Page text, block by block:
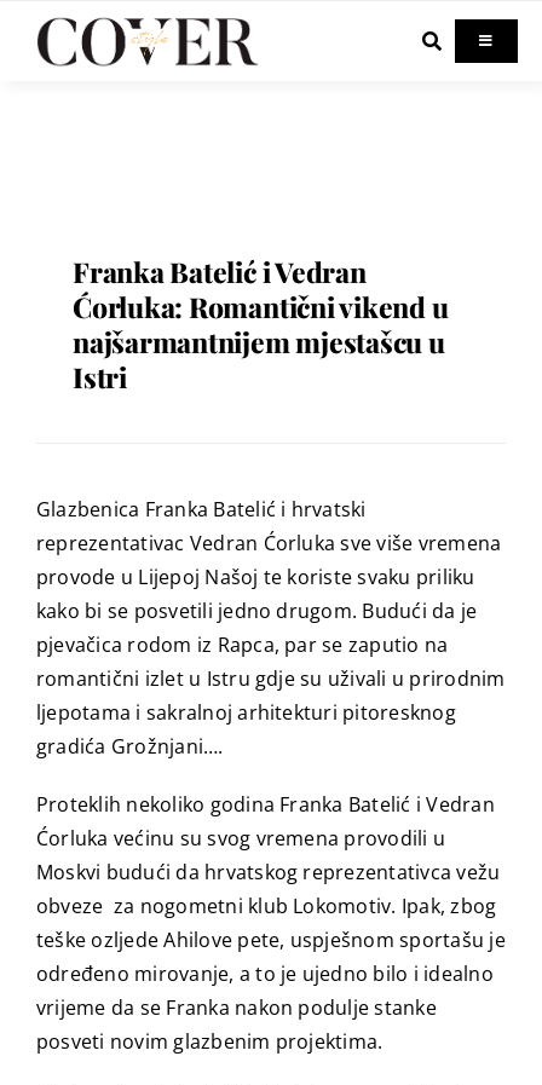
Toggle
Fashion
Out & About
Franka Batelić i Vedran
Ćorluka: Romantični vikend u
najšarmantnijem mjestašcu u
Istri
Glazbenica Franka Batelić i hrvatski
reprezentativac Vedran Ćorluka sve više vremena
provode u Lijepoj Našoj te koriste svaku priliku
kako bi se posvetili jedno drugom. Budući da je
pjevačica rodom iz Rapca, par se zaputio na
romantični izlet u Istru gdje su uživali u prirodnim
ljepotama i sakralnoj arhitekturi pitoresknog
gradića Grožnjani….
Proteklih nekoliko godina Franka Batelić i Vedran
Ćorluka većinu su svog vremena provodili u
Moskvi budući da hrvatskog reprezentativca vežu
obveze za nogometni klub Lokomotiv. Ipak, zbog
teške ozljede Ahilove pete, uspješnom sportašu je
određeno mirovanje, a to je ujedno bilo i idealno
vrijeme da se Franka nakon podulje stanke
posveti novim glazbenim projektima.